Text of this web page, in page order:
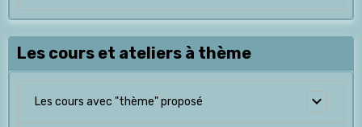
Les cours et ateliers à thème
Les cours avec "thème" proposé